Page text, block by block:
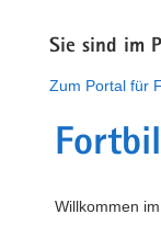
Sie sind im
Zum Portal für
Willkommen